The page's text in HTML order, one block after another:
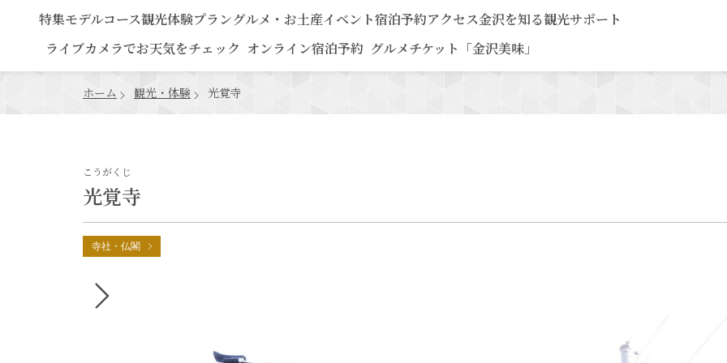
特集モデルコース観光体験プラングルメ・お土産イベント宿泊予約アクセス金沢を知る観光サポート
ライブカメラでお天気をチェック オンライン宿泊予約 グルメチケット「金沢美味」
ホーム 観光・体験 光覚寺
光覚寺
こうがくじ
寺社・仏閣